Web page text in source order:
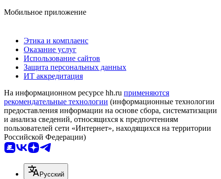
Мобильное приложение
Этика и комплаенс
Оказание услуг
Использование сайтов
Защита персональных данных
ИТ аккредитация
На информационном ресурсе hh.ru применяются
рекомендательные технологии (информационные технологии
предоставления информации на основе сбора, систематизации
и анализа сведений, относящихся к предпочтениям
пользователей сети «Интернет», находящихся на территории
Российской Федерации)
Русский